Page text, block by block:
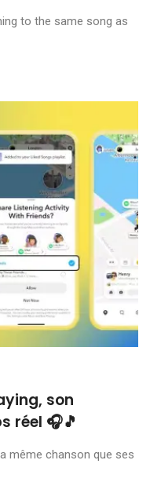
to the same song as
son
réel 🎧🎵
même chanson que ses